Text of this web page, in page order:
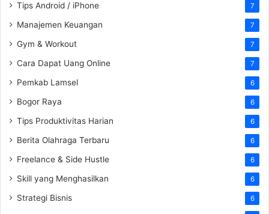
Tips Android / iPhone 7
Manajemen Keuangan 7
Gym & Workout 7
Cara Dapat Uang Online 7
Pemkab Lamsel 6
Bogor Raya 6
Tips Produktivitas Harian 6
Berita Olahraga Terbaru 6
Freelance & Side Hustle 6
Skill yang Menghasilkan 6
Strategi Bisnis 6